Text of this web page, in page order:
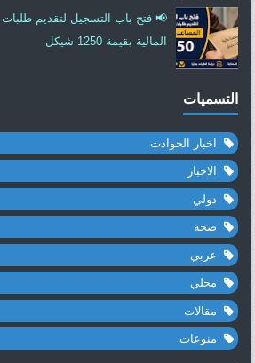
📢 فتح باب التسجيل لتقديم
المالية بقيمة 1250 شيكل
التسميات
اخبار الحوادث
الاخبار
دولي
صحة
عربي
محلي
مقالات
منوعات